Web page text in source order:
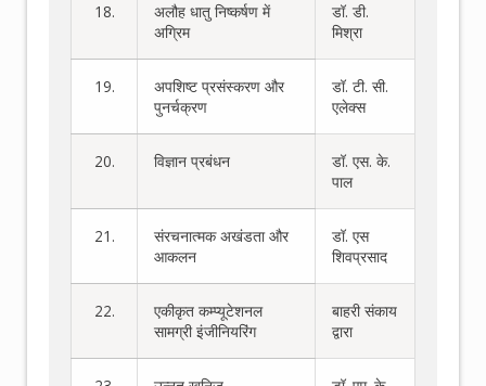
18.
अलौह धातु निष्कर्षण में
अग्रिम
डॉ. डी.
मिश्रा
19.
अपशिष्ट प्रसंस्करण और
पुनर्चक्रण
डॉ. टी. सी.
एलेक्स
20. विज्ञान प्रबंधन
डॉ. एस. के.
पाल
21.
संरचनात्मक अखंडता और
आकलन
डॉ. एस
शिवप्रसाद
22.
एकीकृत कम्प्यूटेशनल
सामग्री इंजीनियरिंग
बाहरी संकाय
द्वारा